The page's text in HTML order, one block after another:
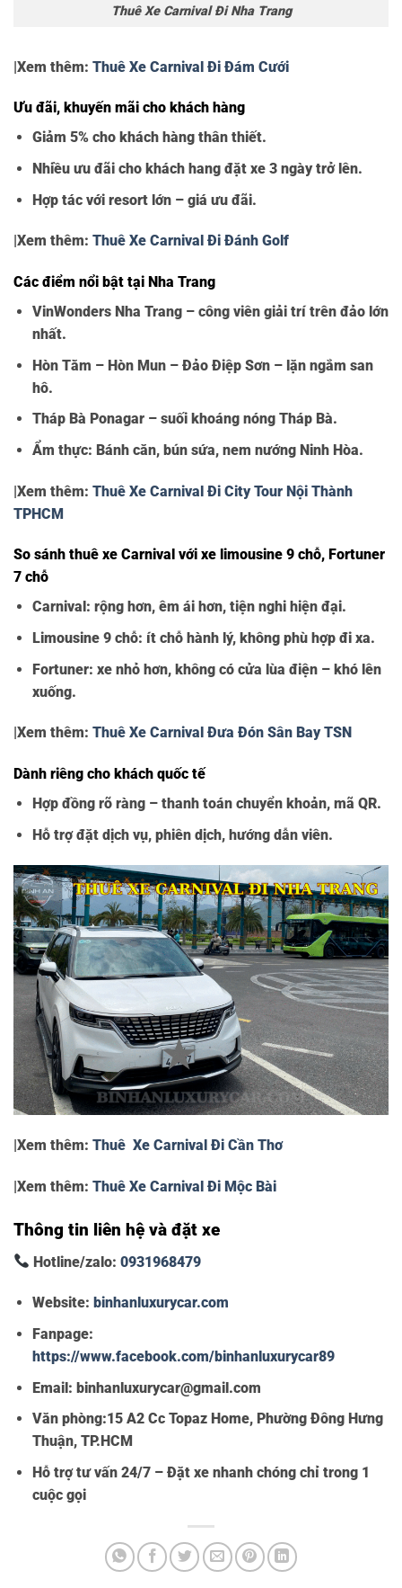
Thuê Xe Carnival Đi Nha Trang
|Xem thêm: Thuê Xe Carnival Đi Đám Cưới
Ưu đãi, khuyến mãi cho khách hàng
Giảm 5% cho khách hàng thân thiết.
Nhiều ưu đãi cho khách hang đặt xe 3 ngày trở lên.
Hợp tác với resort lớn – giá ưu đãi.
|Xem thêm: Thuê Xe Carnival Đi Đánh Golf
Các điểm nổi bật tại Nha Trang
VinWonders Nha Trang – công viên giải trí trên đảo lớn
nhất.
Hòn Tằm – Hòn Mun – Đảo Điệp Sơn – lặn ngắm san
hô.
Tháp Bà Ponagar – suối khoáng nóng Tháp Bà.
Ẩm thực: Bánh căn, bún sứa, nem nướng Ninh Hòa.
|Xem thêm: Thuê Xe Carnival Đi City Tour Nội Thành
TPHCM
So sánh thuê xe Carnival với xe limousine 9 chỗ, Fortuner
7 chỗ
Carnival: rộng hơn, êm ái hơn, tiện nghi hiện đại.
Limousine 9 chỗ: ít chỗ hành lý, không phù hợp đi xa.
Fortuner: xe nhỏ hơn, không có cửa lùa điện – khó lên
xuống.
|Xem thêm: Thuê Xe Carnival Đưa Đón Sân Bay TSN
Dành riêng cho khách quốc tế
Hợp đồng rõ ràng – thanh toán chuyển khoản, mã QR.
Hỗ trợ đặt dịch vụ, phiên dịch, hướng dẫn viên.
|Xem thêm: Thuê Xe Carnival Đi Cần Thơ
|Xem thêm: Thuê Xe Carnival Đi Mộc Bài
Thông tin liên hệ và đặt xe
Hotline/zalo: 0931968479
Website: binhanluxurycar.com
Fanpage:
https://www.facebook.com/binhanluxurycar89
Email: binhanluxurycar@gmail.com
Văn phòng:15 A2 Cc Topaz Home, Phường Đông Hưng
Thuận, TP.HCM
Hỗ trợ tư vấn 24/7 – Đặt xe nhanh chóng chỉ trong 1
cuộc gọi